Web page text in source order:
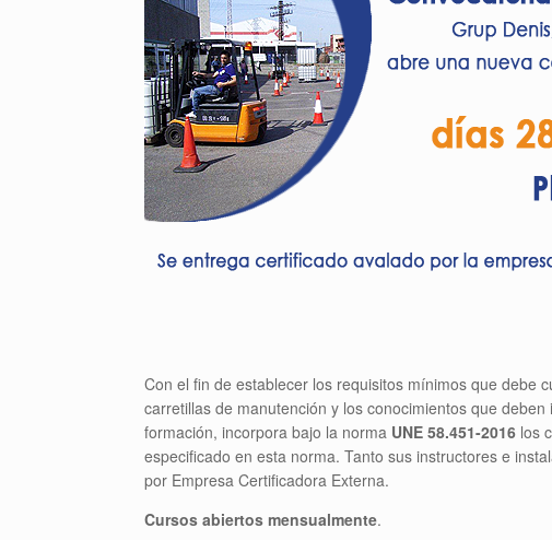
Con el fin de establecer los requisitos mínimos que debe
carretillas de manutención y los conocimientos que
formación, incorpora bajo la norma UNE 58.451-2016 los
especificado en esta norma. Tanto sus instructores e
por Empresa Certificadora Externa.
Cursos abiertos mensualmente.